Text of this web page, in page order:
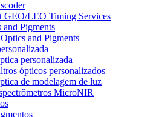
GEO/LEO Timing Services
and Pigments
and Pigments
personalizada
ópticos personalizados
de modelagem de luz
MicroNIR